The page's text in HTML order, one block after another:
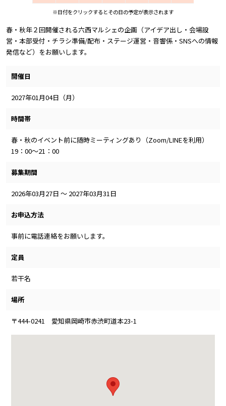
※日付をクリックするとその日の予定が表示されます
春・秋年２回開催される六西マルシェの企画（アイデア出し・会場設
営・本部受付・チラシ準備/配布・ステージ運営・音響係・SNSへの情報
発信など）をお願いします。
開催日
2027年01月04日（月）
時間帯
春・秋のイベント前に随時ミーティングあり（Zoom/LINEを利用）
19：00～21：00
募集期間
2026年03月27日 ～ 2027年03月31日
お申込方法
事前に電話連絡をお願いします。
定員
若干名
場所
〒444-0241 愛知県岡崎市赤渋町道本23-1